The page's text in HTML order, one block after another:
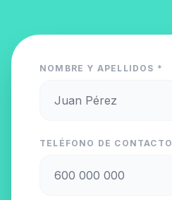
NOMBRE Y APELLIDOS *
TELÉFONO DE CONTACTO